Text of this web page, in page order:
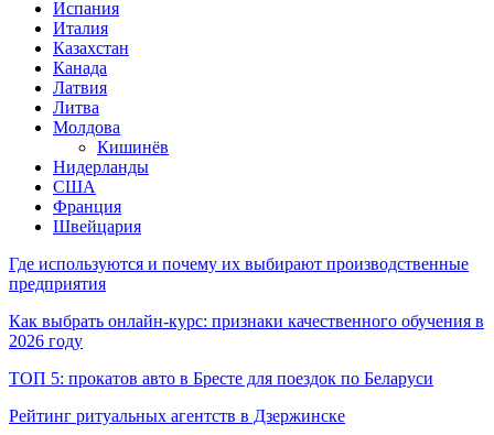
Испания
Италия
Казахстан
Канада
Латвия
Литва
Молдова
Кишинёв
Нидерланды
США
Франция
Швейцария
Где используются и почему их выбирают производственные
предприятия
Как выбрать онлайн-курс: признаки качественного обучения в
2026 году
ТОП 5: прокатов авто в Бресте для поездок по Беларуси
Рейтинг ритуальных агентств в Дзержинске